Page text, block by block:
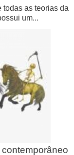
as teorias da
um...